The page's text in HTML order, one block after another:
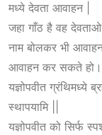
मध्ये देवता आवाहन |
जहा गाँठ है वह
नाम बोलकर भी
आवाहन कर सकते हो।
यज्ञोपवीत ग्रंथिमध्ये
स्थापयामि ||
यज्ञोपवीत को सिर्फ